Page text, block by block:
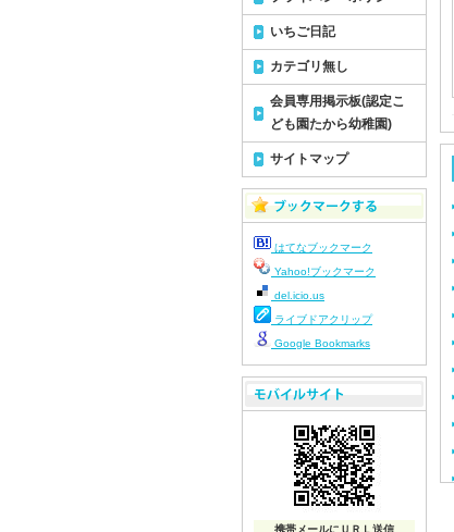
いちご日記
カテゴリ無し
会員専用掲示板(認定こ
ども園たから幼稚園)
サイトマップ
はてなブックマーク
Yahoo!ブックマーク
del.icio.us
ライブドアクリップ
Google Bookmarks
携帯メールにＵＲＬ送信